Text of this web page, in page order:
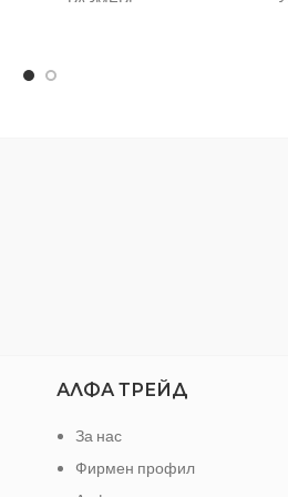
АЛФА ТРЕЙД
За нас
Фирмен профил